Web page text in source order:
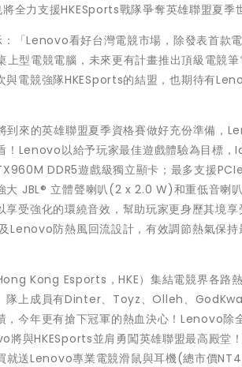
全力支援HKESports戰隊爭奪英雄聯盟夏季
「Lenovo看好台灣電競市場，除發表首款
型電競電腦，未來更有計畫推出頂級電競
與電競強隊HKESports的結盟，也期待有
到來的英雄聯盟夏季資格賽做好充份準備，
！Lenovo以給予玩家最佳遊戲體驗為目
DDR5遊戲級獨立顯卡；最多支援
大 JBL® 立體聲喇叭(2 x 2.0 W)和重低音
享受強化的環繞音效，幫助玩家更身歷其境
Lenovo防熱風回流設計，有效調節熱氣保
Kong Esports，HKE）集結電競界各路
隊上成員有Dinter、Toyz、Olleh、
，今年更有搶下冠軍的熱血決心！Lenovo除
將與HKESports並肩勇闖英雄聯盟最高殿堂
送Lenovo專業電競滑鼠與耳機(總市價